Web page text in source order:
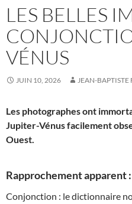
LES BELLES
VÉNUS
JUIN 10, 2026 JEAN-BAPTISTE
Les photographes ont
Jupiter-Vénus facilement
Ouest.
Rapprochement apparent :
Conjonction : le dictionnaire